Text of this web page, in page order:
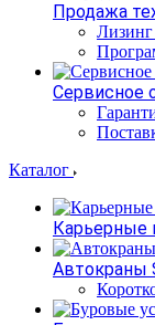
Продажа
Лизинг
Сервисное
Каталог
Карьерные
Автокраны